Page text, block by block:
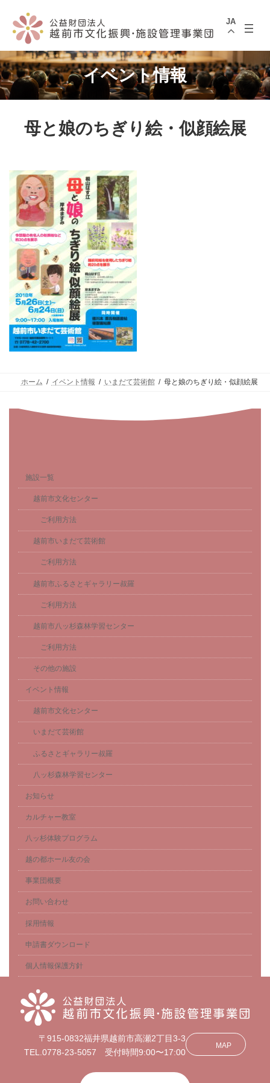
へ
ス
キ
ッ
プ
ョ
ン
に
移
動
JA
イベント情報
母と娘のちぎり絵・似顔絵展
ホーム イベント情報 いまだて芸術館 母と娘のちぎり絵・似顔絵展
施設一覧
越前市文化センター
ご利用方法
越前市いまだて芸術館
ご利用方法
越前市ふるさとギャラリー叔羅
ご利用方法
越前市八ッ杉森林学習センター
ご利用方法
その他の施設
イベント情報
越前市文化センター
いまだて芸術館
ふるさとギャラリー叔羅
八ッ杉森林学習センター
お知らせ
カルチャー教室
八ッ杉体験プログラム
越の都ホール友の会
事業団概要
お問い合わせ
採用情報
申請書ダウンロード
個人情報保護方針
〒915-0832福井県越前市高瀬2丁目3-3
TEL.0778-23-5057 受付時間9:00〜17:00
MAP